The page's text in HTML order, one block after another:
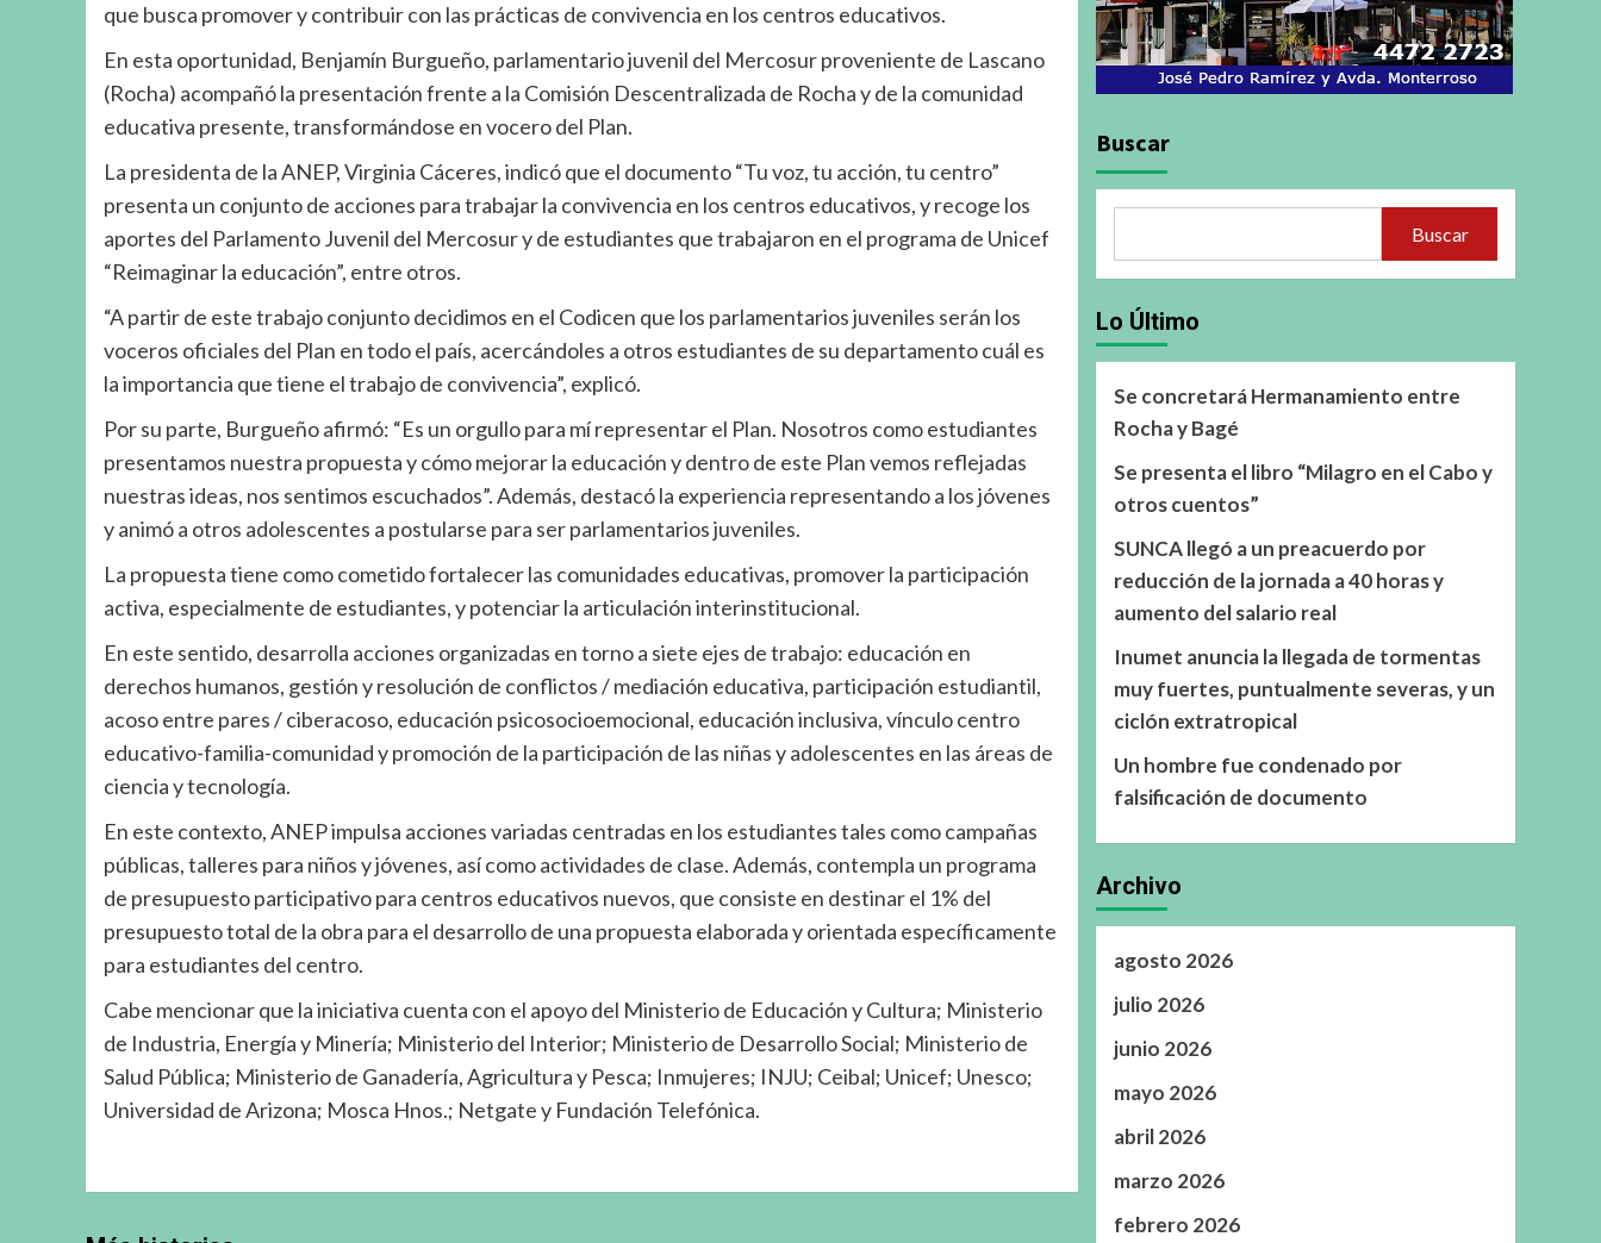
que busca promover y contribuir con las prácticas de convivencia en los centros educativos.
En esta oportunidad, Benjamín Burgueño, parlamentario juvenil del Mercosur proveniente de Lascano
(Rocha) acompañó la presentación frente a la Comisión Descentralizada de Rocha y de la comunidad
educativa presente, transformándose en vocero del Plan.
La presidenta de la ANEP, Virginia Cáceres, indicó que el documento “Tu voz, tu acción, tu centro”
presenta un conjunto de acciones para trabajar la convivencia en los centros educativos, y recoge los
aportes del Parlamento Juvenil del Mercosur y de estudiantes que trabajaron en el programa de Unicef
“Reimaginar la educación”, entre otros.
“A partir de este trabajo conjunto decidimos en el Codicen que los parlamentarios juveniles serán los
voceros oficiales del Plan en todo el país, acercándoles a otros estudiantes de su departamento cuál es
la importancia que tiene el trabajo de convivencia”, explicó.
Por su parte, Burgueño afirmó: “Es un orgullo para mí representar el Plan. Nosotros como estudiantes
presentamos nuestra propuesta y cómo mejorar la educación y dentro de este Plan vemos reflejadas
nuestras ideas, nos sentimos escuchados”. Además, destacó la experiencia representando a los jóvenes
y animó a otros adolescentes a postularse para ser parlamentarios juveniles.
La propuesta tiene como cometido fortalecer las comunidades educativas, promover la participación
activa, especialmente de estudiantes, y potenciar la articulación interinstitucional.
En este sentido, desarrolla acciones organizadas en torno a siete ejes de trabajo: educación en
derechos humanos, gestión y resolución de conflictos / mediación educativa, participación estudiantil,
acoso entre pares / ciberacoso, educación psicosocioemocional, educación inclusiva, vínculo centro
educativo-familia-comunidad y promoción de la participación de las niñas y adolescentes en las áreas de
ciencia y tecnología.
En este contexto, ANEP impulsa acciones variadas centradas en los estudiantes tales como campañas
públicas, talleres para niños y jóvenes, así como actividades de clase. Además, contempla un programa
de presupuesto participativo para centros educativos nuevos, que consiste en destinar el 1% del
presupuesto total de la obra para el desarrollo de una propuesta elaborada y orientada específicamente
para estudiantes del centro.
Cabe mencionar que la iniciativa cuenta con el apoyo del Ministerio de Educación y Cultura; Ministerio
de Industria, Energía y Minería; Ministerio del Interior; Ministerio de Desarrollo Social; Ministerio de
Salud Pública; Ministerio de Ganadería, Agricultura y Pesca; Inmujeres; INJU; Ceibal; Unicef; Unesco;
Universidad de Arizona; Mosca Hnos.; Netgate y Fundación Telefónica.
Buscar
Buscar
Lo Último
Se concretará Hermanamiento entre
Rocha y Bagé
Se presenta el libro “Milagro en el Cabo y
otros cuentos”
SUNCA llegó a un preacuerdo por
reducción de la jornada a 40 horas y
aumento del salario real
Inumet anuncia la llegada de tormentas
muy fuertes, puntualmente severas, y un
ciclón extratropical
Un hombre fue condenado por
falsificación de documento
Archivo
agosto 2026
julio 2026
junio 2026
mayo 2026
abril 2026
marzo 2026
febrero 2026